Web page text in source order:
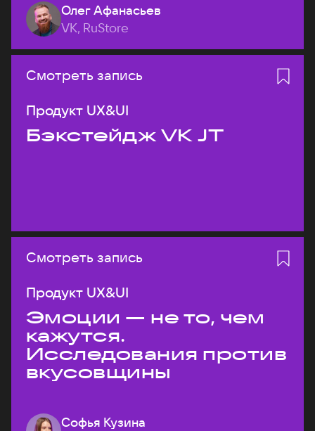
Олег Афанасьев
VK, RuStore
Смотреть запись
Продукт UX&UI
Бэкстейдж VK JT
Смотреть запись
Продукт UX&UI
Эмоции — не то, чем
кажутся.
Исследования против
вкусовщины
Софья Кузина